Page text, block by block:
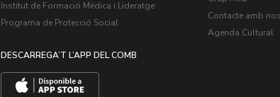
Institut de Formació Mèdica i Lideratge
Programa de Protecció Social
DESCARREGA’T L’APP DEL COMB
Contacte amb
Agenda Cultural